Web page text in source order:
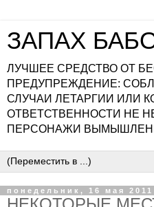
ЗАПАХ
ЛУЧШЕЕ СРЕДСТВО ОТ
ПРЕДУПРЕЖДЕНИЕ:
СЛУЧАИ ЛЕТАРГИИ ИЛИ
ОТВЕТСТВЕННОСТИ НЕ
ПЕРСОНАЖИ
понедельник, 16 мая 2011